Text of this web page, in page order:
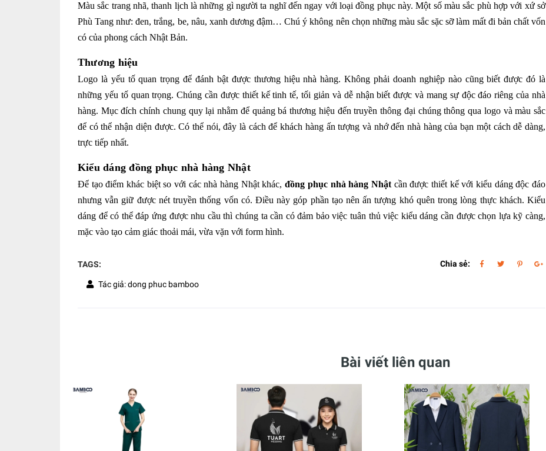
Màu sắc trang nhã, thanh lịch là những gì người ta nghĩ đến ngay với loại đồng phục này. Một số màu sắc phù hợp với xứ sở
Phù Tang như: đen, trắng, be, nâu, xanh dương đậm… Chú ý không nên chọn những màu sắc sặc sỡ làm mất đi bản chất vốn
có của phong cách Nhật Bản.
Thương hiệu
Logo là yếu tố quan trọng để đánh bật được thương hiệu nhà hàng. Không phải doanh nghiệp nào cũng biết được đó là
những yếu tố quan trọng. Chúng cần được thiết kế tinh tế, tối giản và dễ nhận biết được và mang sự độc đáo riêng của nhà
hàng. Mục đích chính chung quy lại nhằm để quảng bá thương hiệu đến truyền thông đại chúng thông qua logo và màu sắc
để có thể nhận diện được. Có thể nói, đây là cách để khách hàng ấn tượng và nhớ đến nhà hàng của bạn một cách dễ dàng,
trực tiếp nhất.
Kiểu dáng đồng phục nhà hàng Nhật
Để tạo điểm khác biệt so với các nhà hàng Nhật khác,đồng phục nhà hàng Nhậtcần được thiết kế với kiểu dáng độc đáo
nhưng vẫn giữ được nét truyền thống vốn có. Điều này góp phần tạo nên ấn tượng khó quên trong lòng thực khách. Kiểu
dáng để có thể đáp ứng được nhu cầu thì chúng ta cần có đảm bảo việc tuân thủ việc kiểu dáng cần được chọn lựa kỹ càng,
mặc vào tạo cảm giác thoải mái, vừa vặn với form hình.
TAGS: Chia sẻ:
Tác giả: dong phuc bamboo
Bài viết liên quan